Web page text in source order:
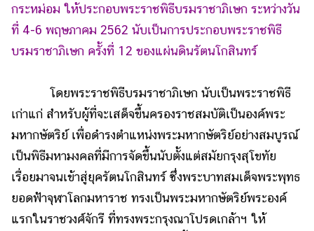
กระหม่อม ให้ประกอบพระราชพิธีบรมราชาภิเษก ระหว่างวัน
ที่ 4-6 พฤษภาคม 2562 นับเป็นการประกอบพระราชพิธี
บรมราชาภิเษก ครั้งที่ 12 ของแผ่นดินรัตนโกสินทร์
โดยพระราชพิธีบรมราชาภิเษก นับเป็นพระราชพิธี
เก่าแก่ สำหรับผู้ที่จะเสด็จขึ้นครองราชสมบัติเป็นองค์พระ
มหากษัตริย์ เพื่อดำรงตำแหน่งพระมหากษัตริย์อย่างสมบูรณ์
เป็นพิธีมหามงคลที่มีการจัดขึ้นนับตั้งแต่สมัยกรุงสุโขทัย
เรื่อยมาจนเข้าสู่ยุครัตนโกสินทร์ ซึ่งพระบาทสมเด็จพระพุทธ
ยอดฟ้าจุฬาโลกมหาราช ทรงเป็นพระมหากษัตริย์พระองค์
แรกในราชวงศ์จักรี ที่ทรงพระกรุงณาโปรดเกล้าฯ ให้